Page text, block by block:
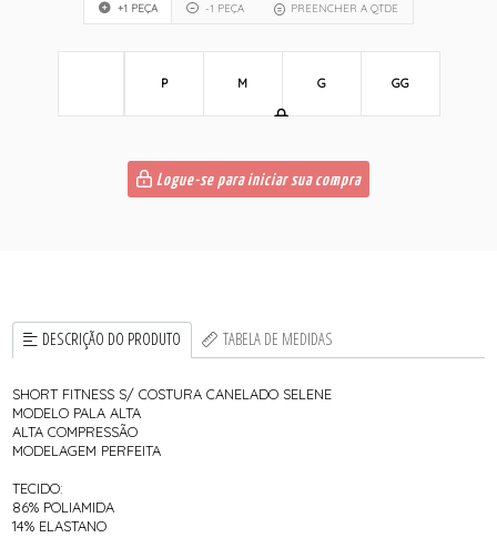
+1 PEÇA -1 PEÇA PREENCHER A QTDE
P M G GG
Logue-se para iniciar sua compra
DESCRIÇÃO DO PRODUTO TABELA DE MEDIDAS
SHORT FITNESS S/ COSTURA CANELADO SELENE
MODELO PALA ALTA
ALTA COMPRESSÃO
MODELAGEM PERFEITA
TECIDO:
86% POLIAMIDA
14% ELASTANO